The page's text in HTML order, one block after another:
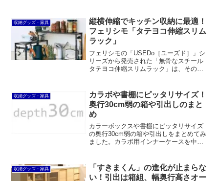
がメリットです。
収納グッズ・家具
縦横伸縮でキッチン収納に最適！
フェリシモ「タテヨコ伸縮スリム
ラック」
フェリシモの「USEDo［ユーズド］」シ
リーズから発売された「無骨なスチール
タテヨコ伸縮スリムラック」は、その名
幅は約35.5～60cm、高さは約15.5～
24.5cmまで伸縮可能。
収納グッズ・家具
カラボや書棚にピッタリサイズ！
奥行30cm弱の箱や引出しのまと
め
カラーボックスや書棚にピッタリサイズ
の奥行30cm弱の箱や引出しをまとめてみ
ました。カラボ用インナーケースを中心
サイズ、価格、カラバリなども一覧にし
ています。
収納グッズ・家具
「すきまくん」の進化が止まらな
い！引出は箱組、幅奥行高さオー